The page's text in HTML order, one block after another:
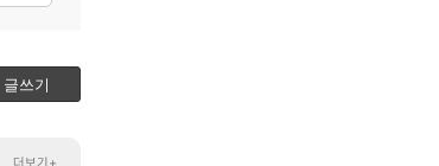
글쓰기
더보기+